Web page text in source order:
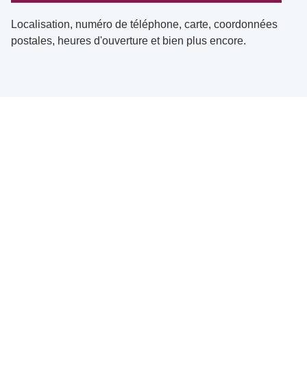
Localisation, numéro de téléphone, carte, coordonnées
postales, heures d'ouverture et bien plus encore.